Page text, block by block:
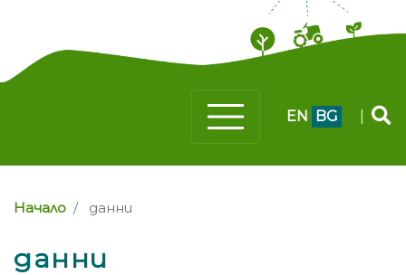
EN BG
Начало данни
данни